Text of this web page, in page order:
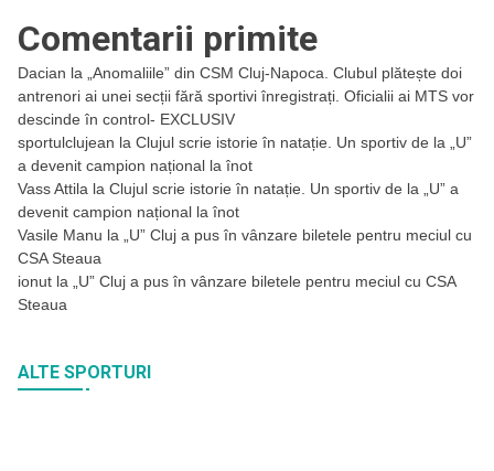
Comentarii primite
Dacian la
„Anomaliile” din CSM Cluj-Napoca. Clubul plătește doi
antrenori ai unei secții fără sportivi înregistrați. Oficialii ai MTS vor
descinde în control- EXCLUSIV
sportulclujean la Clujul scrie istorie în natație. Un sportiv de la „U”
a devenit campion național la înot
Vass Attila la Clujul scrie istorie în natație. Un sportiv de la „U” a
devenit campion național la înot
Vasile Manu la
„U” Cluj a pus în vânzare biletele pentru meciul cu
CSA Steaua
ionut la
„U” Cluj a pus în vânzare biletele pentru meciul cu CSA
Steaua
ALTE SPORTURI